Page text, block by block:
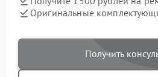
Оригинальные
Получить